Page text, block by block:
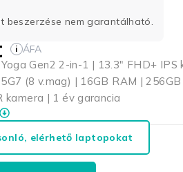
beszerzése nem garantálható.
i ÁFA
Gen2 2-in-1 | 13.3″ FHD+
(8 v.mag) | 16GB RAM |
kamera | 1 év garancia
elérhető laptopokat